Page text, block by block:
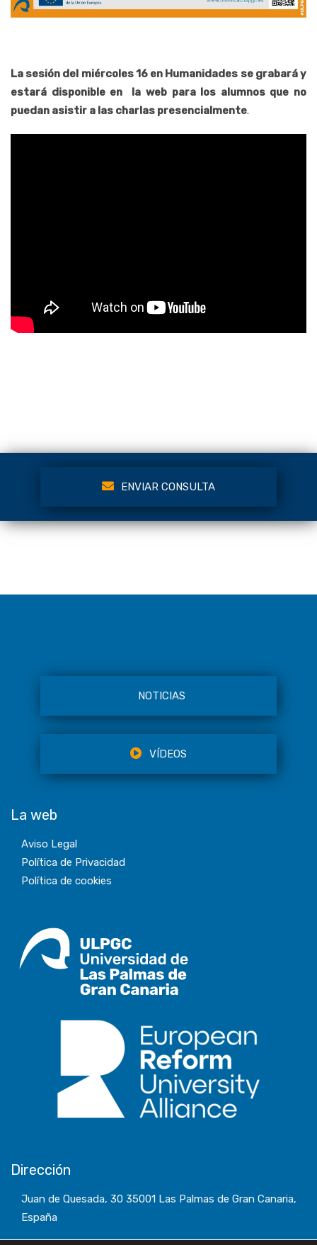
La sesión del miércoles 16 en Humanidades se grabará y
estará disponible en la web para los alumnos que no
puedan asistir a las charlas presencialmente.
ENVIAR CONSULTA
NOTICIAS
VÍDEOS
La web
Aviso Legal
Política de Privacidad
Política de cookies
Dirección
Juan de Quesada, 30 35001 Las Palmas de Gran Canaria,
España